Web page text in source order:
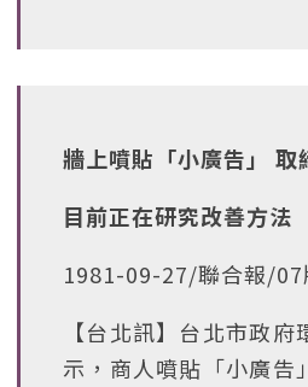
牆上噴貼「小廣告」 取
目前正在研究改善方法
1981-09-27/聯合報/
【台北訊】台北市政
示，商人噴貼「小廣告